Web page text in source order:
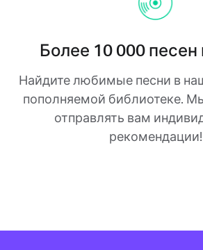
Более 10 000 песен
Найдите любимые песни в
пополняемой библиотеке.
отправлять вам
рекомендации!